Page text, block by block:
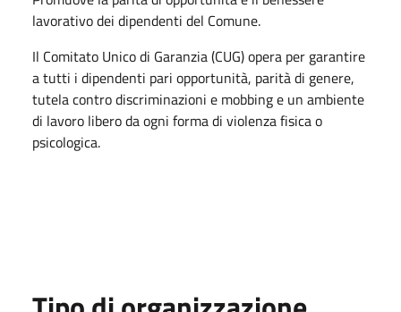
lavorativo dei dipendenti del Comune.
Il Comitato Unico di Garanzia (CUG) opera per garantire
a tutti i dipendenti pari opportunità, parità di genere,
tutela contro discriminazioni e mobbing e un ambiente
di lavoro libero da ogni forma di violenza fisica o
psicologica.